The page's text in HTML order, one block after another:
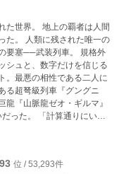
た世界。 地上の覇者は人間
唯一の
──武装列車。 ​規格外
シュと、数字だけを信じる
。最悪の相性である二人に
る超弩級列車『グングニ
龍『山脈龍ゼオ・ギルマ』
通りにいか
わ。あなたのそのデタラ
り始める二人の鼓動。 果た
るのか。 彼らが絶望の戦
位 / 53,293件